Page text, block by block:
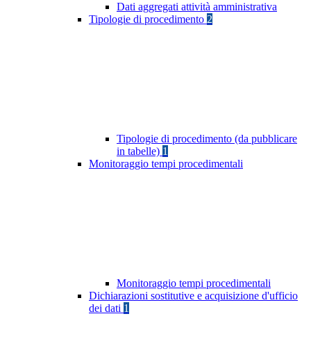
Dati aggregati attività amministrativa
Tipologie di procedimento 2
Tipologie di procedimento (da pubblicare
in tabelle) 1
Monitoraggio tempi procedimentali
Monitoraggio tempi procedimentali
Dichiarazioni sostitutive e acquisizione d'ufficio
dei dati 1